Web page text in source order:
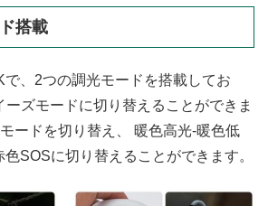
搭載
、2つの調光モードを搭載してお
ーズモードに切り替えることができま
ードを切り替え、 暖色高光-暖色低
SOSに切り替えることができます。